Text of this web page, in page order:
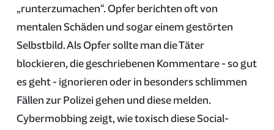
„runterzumachen“. Opfer berichten oft von
mentalen Schäden und sogar einem gestörten
Selbstbild. Als Opfer sollte man die Täter
blockieren, die geschriebenen Kommentare - so gut
es geht - ignorieren oder in besonders schlimmen
Fällen zur Polizei gehen und diese melden.
Cybermobbing zeigt, wie toxisch diese Social-